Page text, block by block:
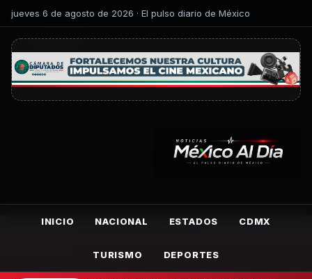
jueves 6 de agosto de 2026 · El pulso diario de México
INICIO NACIONAL ESTADOS CDMX
TURISMO DEPORTES